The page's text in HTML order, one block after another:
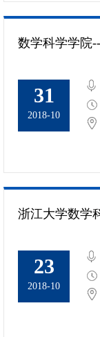
31
2018-10
23
2018-10